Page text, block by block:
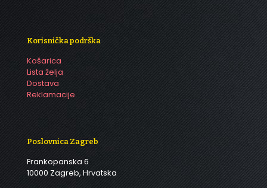
Korisnička podrška
Košarica
Lista želja
Dostava
Reklamacije
Poslovnica Zagreb
Frankopanska 6
10000 Zagreb, Hrvatska